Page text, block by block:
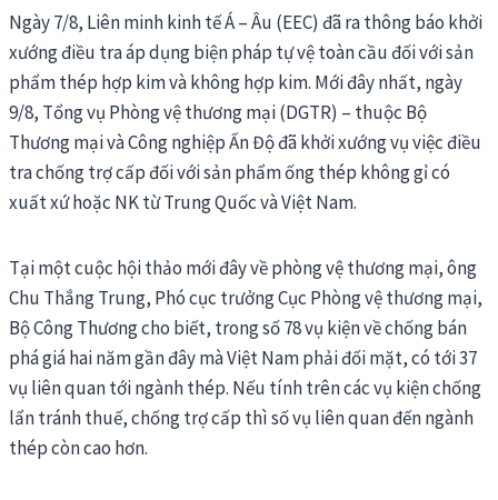
Ngày 7/8, Liên minh kinh tế Á – Âu (EEC) đã ra thông báo khởi
xướng điều tra áp dụng biện pháp tự vệ toàn cầu đối với sản
phẩm thép hợp kim và không hợp kim. Mới đây nhất, ngày
9/8, Tổng vụ Phòng vệ thương mại (DGTR) – thuộc Bộ
Thương mại và Công nghiệp Ấn Độ đã khởi xướng vụ việc điều
tra chống trợ cấp đối với sản phẩm ống thép không gỉ có
xuất xứ hoặc NK từ Trung Quốc và Việt Nam.
Tại một cuộc hội thảo mới đây về phòng vệ thương mại, ông
Chu Thắng Trung, Phó cục trưởng Cục Phòng vệ thương mại,
Bộ Công Thương cho biết, trong số 78 vụ kiện về chống bán
phá giá hai năm gần đây mà Việt Nam phải đối mặt, có tới 37
vụ liên quan tới ngành thép. Nếu tính trên các vụ kiện chống
lẩn tránh thuế, chống trợ cấp thì số vụ liên quan đến ngành
thép còn cao hơn.